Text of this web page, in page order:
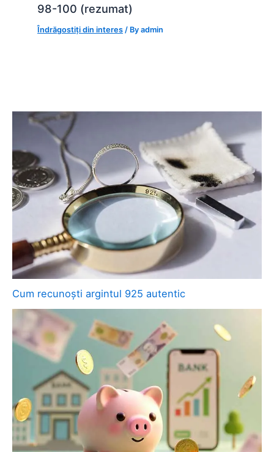
98-100 (rezumat)
Îndrăgostiți din interes / Byadmin
Cum recunoști argintul 925 autentic